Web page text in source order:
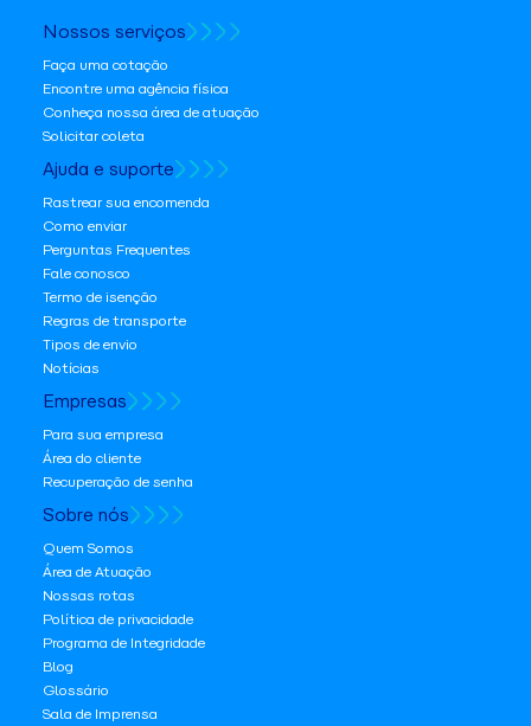
Nossos serviços
Faça uma cotação
Encontre uma agência física
Conheça nossa área de atuação
Solicitar coleta
Ajuda e suporte
Rastrear sua encomenda
Como enviar
Perguntas Frequentes
Fale conosco
Termo de isenção
Regras de transporte
Tipos de envio
Notícias
Empresas
Para sua empresa
Área do cliente
Recuperação de senha
Sobre nós
Quem Somos
Área de Atuação
Nossas rotas
Política de privacidade
Programa de Integridade
Blog
Glossário
Sala de Imprensa